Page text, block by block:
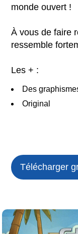
monde ouvert !
À vous de faire
ressemble
Les + :
Des
Original
Télécharger